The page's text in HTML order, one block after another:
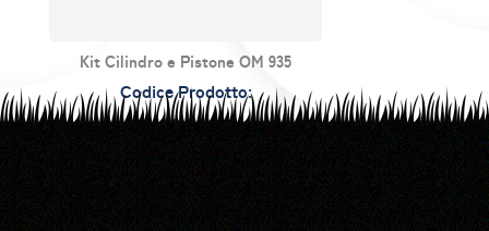
Kit Cilindro e Pistone OM 935
Codice Prodotto:
146.94€